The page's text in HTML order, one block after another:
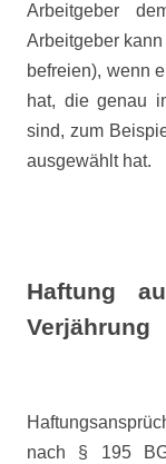
Arbeitgeber
Arbeitgeber
befreien), wenn
hat, die genau
sind, zum
ausgewählt hat.
Haftung
Verjährung
nach § 195